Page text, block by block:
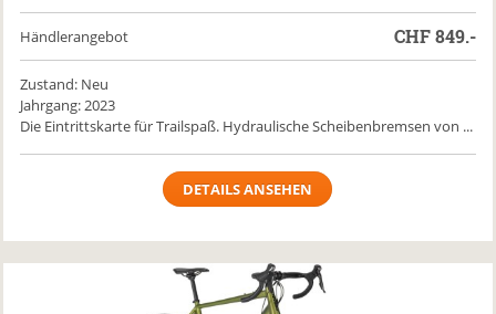
Händlerangebot CHF849.-
Zustand: Neu
Jahrgang: 2023
Die Eintrittskarte für Trailspaß. Hydraulische Scheibenbremsen von ...
DETAILS ANSEHEN